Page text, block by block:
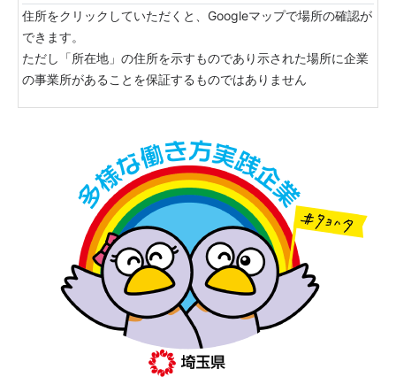
住所をクリックしていただくと、Googleマップで場所の確認が
できます。
ただし「所在地」の住所を示すものであり示された場所に企業
の事業所があることを保証するものではありません